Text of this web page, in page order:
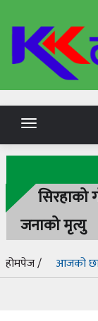
Toggle
navigation
सिरहाको
जनाको मृत्यु
होमपेज / आजको